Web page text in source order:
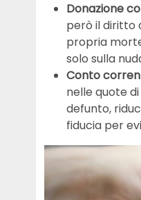
Donazione
però il diritto
propria
solo sulla
Conto
nelle quote
defunto,
fiducia per